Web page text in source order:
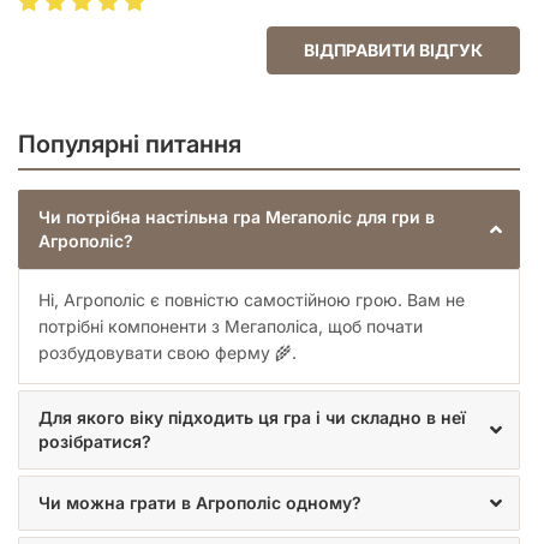
ВІДПРАВИТИ ВІДГУК
Популярні питання
Чи потрібна настільна гра Мегаполіс для гри в
Агрополіс?
Ні, Агрополіс є повністю самостійною грою. Вам не
потрібні компоненти з Мегаполіса, щоб почати
розбудовувати свою ферму 🌾.
Для якого віку підходить ця гра і чи складно в неї
розібратися?
Чи можна грати в Агрополіс одному?